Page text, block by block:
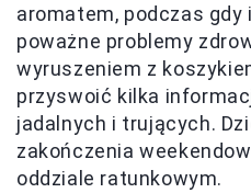
aromatem, podczas gdy
poważne problemy
wyruszeniem z
przyswoić kilka
jadalnych i trujących.
zakończenia
oddziale ratunkowym.